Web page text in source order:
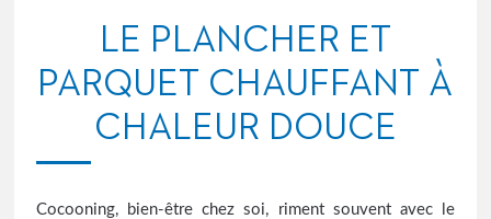
LE PLANCHER ET
PARQUET CHAUFFANT À
CHALEUR DOUCE
Cocooning, bien-être chez soi, riment souvent avec le